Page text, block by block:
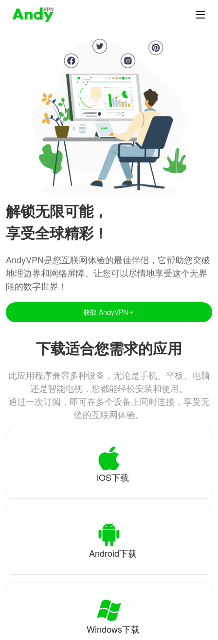
解锁无限可能，
享受全球精彩！
AndyVPN是您互联网体验的最佳伴侣，它帮助您突破
地理边界和网络屏障。让您可以尽情地享受这个无界
限的数字世界！
获取 AndyVPN
下载适合您需求的应用
此应用程序兼容多种设备，无论是手机、平板、电脑
还是智能电视，您都能轻松安装和使用。
通过一次订阅，即可在多个设备上同时连接，享受无
缝的互联网体验。
iOS下载
Android下载
Windows下载